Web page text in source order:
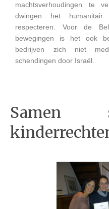
machtsverhoudingen te
dwingen het
respecteren. Voor de
bewegingen is het ook
bedrijven zich niet
schendingen door Israël.
Samen